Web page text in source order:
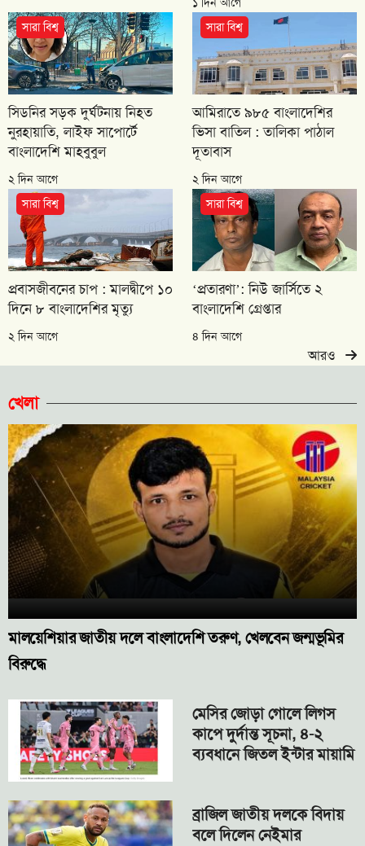
সারা বিশ্ব
সিডনির সড়ক দুর্ঘটনায় নিহত
নুরহায়াতি, লাইফ সাপোর্টে
বাংলাদেশি মাহবুবুল
২ দিন আগে
সারা বিশ্ব
আমিরাতে ৯৮৫ বাংলাদেশির
ভিসা বাতিল : তালিকা পাঠাল
দূতাবাস
২ দিন আগে
সারা বিশ্ব
প্রবাসজীবনের চাপ : মালদ্বীপে ১০
দিনে ৮ বাংলাদেশির মৃত্যু
২ দিন আগে
সারা বিশ্ব
‘প্রতারণা’: নিউ জার্সিতে ২
বাংলাদেশি গ্রেপ্তার
৪ দিন আগে
আরও
খেলা
মালয়েশিয়ার জাতীয় দলে বাংলাদেশি তরুণ, খেলবেন জন্মভূমির
বিরুদ্ধে
মেসির জোড়া গোলে লিগস
কাপে দুর্দান্ত সূচনা, ৪-২
ব্যবধানে জিতল ইন্টার মায়ামি
ব্রাজিল জাতীয় দলকে বিদায়
বলে দিলেন নেইমার